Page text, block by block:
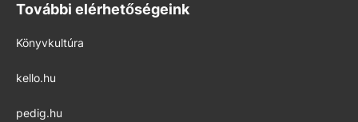
További elérhetőségeink
Könyvkultúra
kello.hu
pedig.hu